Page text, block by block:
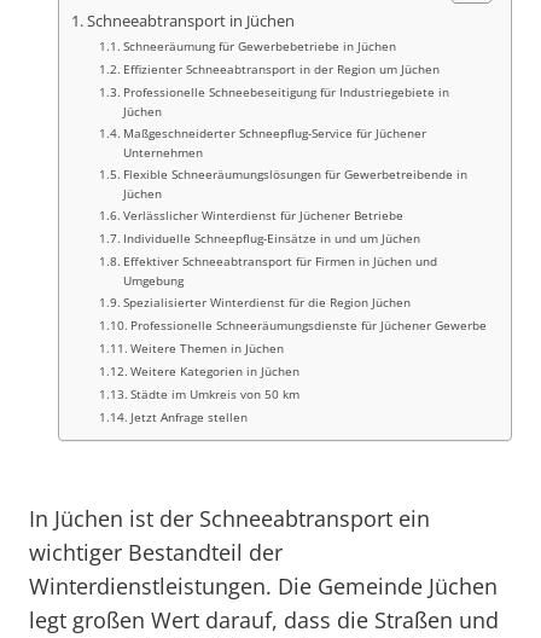
Schneeabtransport in Jüchen
Schneeräumung für Gewerbebetriebe in Jüchen
Effizienter Schneeabtransport in der Region um Jüchen
Professionelle Schneebeseitigung für Industriegebiete in
Jüchen
Maßgeschneiderter Schneepflug-Service für Jüchener
Unternehmen
Flexible Schneeräumungslösungen für Gewerbetreibende in
Jüchen
Verlässlicher Winterdienst für Jüchener Betriebe
Individuelle Schneepflug-Einsätze in und um Jüchen
Effektiver Schneeabtransport für Firmen in Jüchen und
Umgebung
Spezialisierter Winterdienst für die Region Jüchen
Professionelle Schneeräumungsdienste für Jüchener Gewerbe
Weitere Themen in Jüchen
Weitere Kategorien in Jüchen
Städte im Umkreis von 50 km
Jetzt Anfrage stellen
In Jüchen ist der Schneeabtransport ein
wichtiger Bestandteil der
Winterdienstleistungen. Die Gemeinde Jüchen
legt großen Wert darauf, dass die Straßen und